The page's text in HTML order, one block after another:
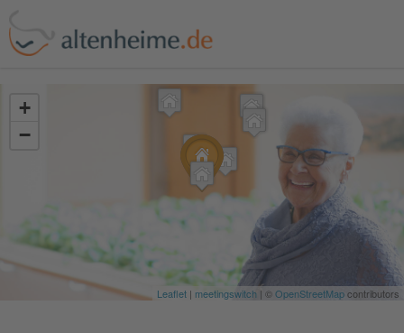
+
−
Leaflet | meetingswitch | ©OpenStreetMapcontributors